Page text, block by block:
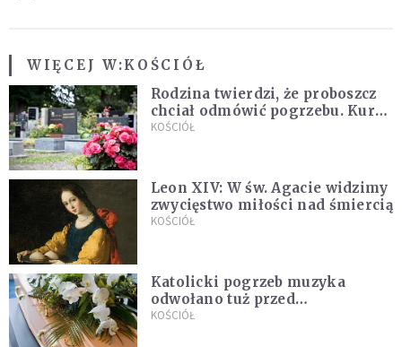
WIĘCEJ W:KOŚCIÓŁ
Rodzina twierdzi, że proboszcz
chciał odmówić pogrzebu. Kuria
zapowiada wyjaśnienia
KOŚCIÓŁ
Leon XIV: W św. Agacie widzimy
zwycięstwo miłości nad śmiercią
KOŚCIÓŁ
Katolicki pogrzeb muzyka
odwołano tuż przed
uroczystością. Powodem była
KOŚCIÓŁ